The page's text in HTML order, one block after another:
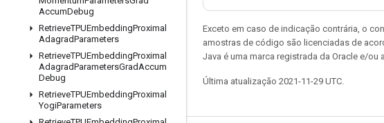
AccumDebug
RetrieveTPUEmbeddingProximal
AdagradParameters
RetrieveTPUEmbeddingProximal
AdagradParametersGradAccum
Debug
RetrieveTPUEmbeddingProximal
YogiParameters
Exceto em caso de indicação contrária, o
amostras de código são licenciadas de
Java é uma marca registrada da Oracle e/ou
Última atualização 2021-11-29 UTC.